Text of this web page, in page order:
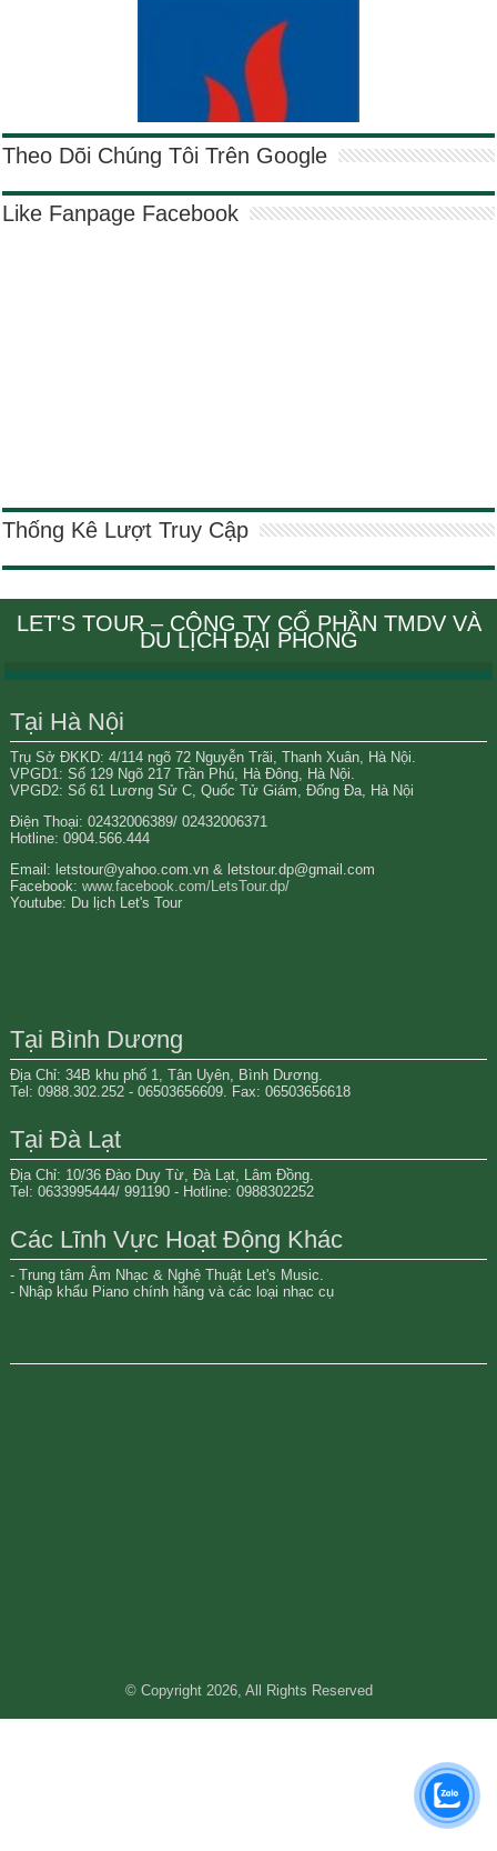
Theo Dõi Chúng Tôi Trên Google
Like Fanpage Facebook
Thống Kê Lượt Truy Cập
LET'S TOUR – CÔNG TY CỔ PHẦN TMDV VÀ
DU LỊCH ĐẠI PHONG
Tại Hà Nội
Trụ Sở ĐKKD: 4/114 ngõ 72 Nguyễn Trãi, Thanh Xuân, Hà Nội.
VPGD1: Số 129 Ngõ 217 Trần Phú, Hà Đông, Hà Nội.
VPGD2: Số 61 Lương Sử C, Quốc Tử Giám, Đống Đa, Hà Nội
Điện Thoại: 02432006389/ 02432006371
Hotline: 0904.566.444
Email: letstour@yahoo.com.vn & letstour.dp@gmail.com
Facebook: www.facebook.com/LetsTour.dp/
Youtube: Du lịch Let's Tour
Tại Bình Dương
Địa Chỉ: 34B khu phố 1, Tân Uyên, Bình Dương.
Tel: 0988.302.252 - 06503656609. Fax: 06503656618
Tại Đà Lạt
Địa Chỉ: 10/36 Đào Duy Từ, Đà Lạt, Lâm Đồng.
Tel: 0633995444/ 991190 - Hotline: 0988302252
Các Lĩnh Vực Hoạt Động Khác
- Trung tâm Âm Nhạc & Nghệ Thuật Let's Music.
- Nhập khẩu Piano chính hãng và các loại nhạc cụ
© Copyright 2026, All Rights Reserved